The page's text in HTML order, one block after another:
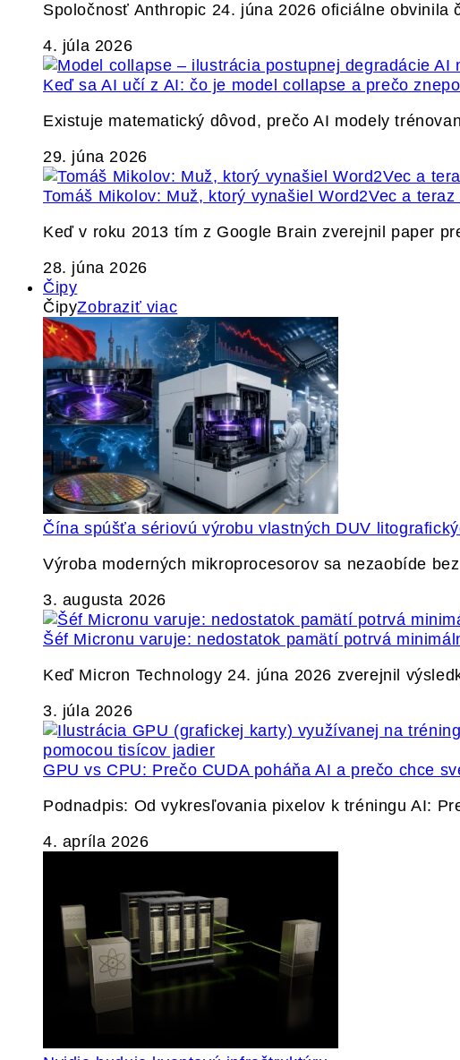
Spoločnosť Anthropic 24. júna 2026 oficiálne
4. júla 2026
Keď sa AI učí z AI: čo je model collapse a prečo
Existuje matematický dôvod, prečo AI modely
29. júna 2026
Tomáš Mikolov: Muž, ktorý vynašiel Word2Vec a
Keď v roku 2013 tím z Google Brain zverejnil paper
28. júna 2026
Čipy
ČipyZobraziť viac
Čína spúšťa sériovú výrobu vlastných DUV
Výroba moderných mikroprocesorov sa nezaobíde
3. augusta 2026
Šéf Micronu varuje: nedostatok pamätí potrvá
Keď Micron Technology 24. júna 2026 zverejnil
3. júla 2026
GPU vs CPU: Prečo CUDA poháňa AI a prečo chce
Podnadpis: Od vykresľovania pixelov k tréningu AI:
4. apríla 2026